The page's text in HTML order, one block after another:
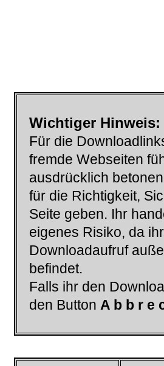
Wichtiger Hinweis:
Für die
fremde Webseiten
ausdrücklich
für die Richtigkeit,
Seite geben. Ihr
eigenes Risiko, da
Downloadaufruf
befindet.
Falls ihr den
den Button A b b r e